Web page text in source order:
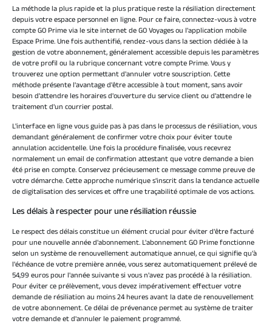
La méthode la plus rapide et la plus pratique reste la résiliation directement
depuis votre espace personnel en ligne. Pour ce faire, connectez-vous à votre
compte GO Prime via le site internet de GO Voyages ou l'application mobile
Espace Prime. Une fois authentifié, rendez-vous dans la section dédiée à la
gestion de votre abonnement, généralement accessible depuis les paramètres
de votre profil ou la rubrique concernant votre compte Prime. Vous y
trouverez une option permettant d'annuler votre souscription. Cette
méthode présente l'avantage d'être accessible à tout moment, sans avoir
besoin d'attendre les horaires d'ouverture du service client ou d'attendre le
traitement d'un courrier postal.
L'interface en ligne vous guide pas à pas dans le processus de résiliation, vous
demandant généralement de confirmer votre choix pour éviter toute
annulation accidentelle. Une fois la procédure finalisée, vous recevrez
normalement un email de confirmation attestant que votre demande a bien
été prise en compte. Conservez précieusement ce message comme preuve de
votre démarche. Cette approche numérique s'inscrit dans la tendance actuelle
de digitalisation des services et offre une traçabilité optimale de vos actions.
Les délais à respecter pour une résiliation réussie
Le respect des délais constitue un élément crucial pour éviter d'être facturé
pour une nouvelle année d'abonnement. L'abonnement GO Prime fonctionne
selon un système de renouvellement automatique annuel, ce qui signifie qu'à
l'échéance de votre première année, vous serez automatiquement prélevé de
54,99 euros pour l'année suivante si vous n'avez pas procédé à la résiliation.
Pour éviter ce prélèvement, vous devez impérativement effectuer votre
demande de résiliation au moins 24 heures avant la date de renouvellement
de votre abonnement. Ce délai de prévenance permet au système de traiter
votre demande et d'annuler le paiement programmé.